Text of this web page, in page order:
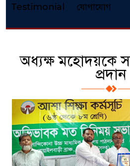
Testimonial যোগাযোগ
অধ্যক্ষ মহোদয়কে
প্রদান